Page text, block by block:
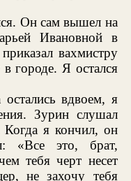
Он сам вышел на
Ивановной в
вахмистру
городе. Я остался
вдвоем, я
Зурин слушал
я кончил, он
«Все это, брат,
тебя черт несет
не захочу тебя